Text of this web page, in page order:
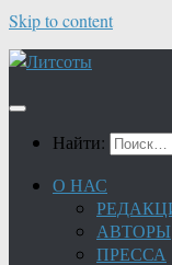
Skip to content
Найти:
О НАС
АВТОРЫ
ПРЕССА